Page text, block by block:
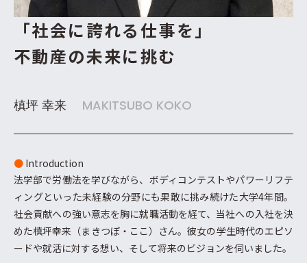
「社会に誇れる仕事を」
不動産の未来に挑む
槙坪 幸来 MAKITSUBO KOKO
● Introduction
法学部で労働法を学びながら、ボディコンテストやパワーリフテ
ィングといった未経験の分野にも果敢に挑み続けた大学4年間。
社会貢献への強い意志を胸に就職活動を経て、当社への入社を決
めた槙坪幸来（まきつぼ・ここ）さん。彼女の学生時代のエピソ
ードや就活に対する想い、そして将来のビジョンを伺いました。